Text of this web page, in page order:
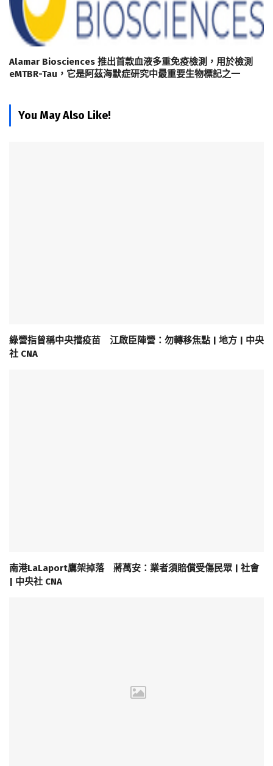
Alamar Biosciences 推出首款血液多重免疫檢測，用於檢測
eMTBR-Tau，它是阿茲海默症研究中最重要生物標記之一
You May Also Like!
綠營指曾稱中央擋疫苗 江啟臣陣營：勿轉移焦點 | 地方 | 中央
社 CNA
南港LaLaport鷹架掉落 蔣萬安：業者須賠償受傷民眾 | 社會
| 中央社 CNA